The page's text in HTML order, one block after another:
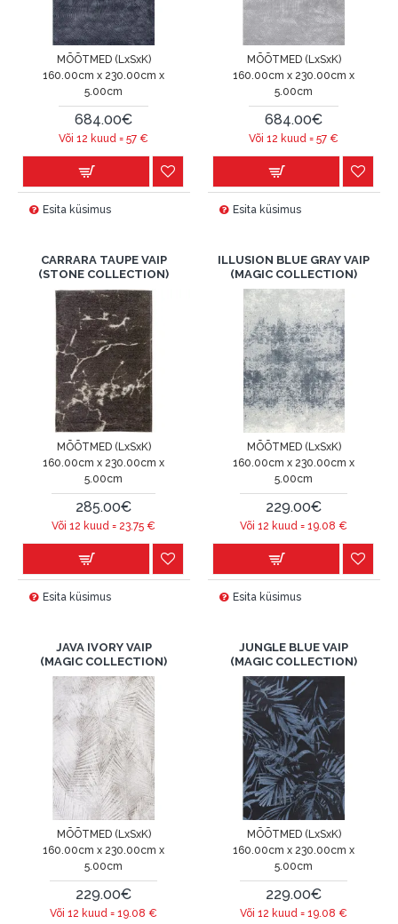
MÕÕTMED (LxSxK)
160.00cm x 230.00cm x
5.00cm
684.00€
Või 12 kuud =57 €
Esita küsimus
MÕÕTMED (LxSxK)
160.00cm x 230.00cm x
5.00cm
684.00€
Või 12 kuud =57 €
Esita küsimus
CARRARA TAUPE VAIP
(STONE COLLECTION)
MÕÕTMED (LxSxK)
160.00cm x 230.00cm x
5.00cm
285.00€
Või 12 kuud =23.75 €
Esita küsimus
ILLUSION BLUE GRAY VAIP
(MAGIC COLLECTION)
MÕÕTMED (LxSxK)
160.00cm x 230.00cm x
5.00cm
229.00€
Või 12 kuud =19.08 €
Esita küsimus
JAVA IVORY VAIP
(MAGIC COLLECTION)
MÕÕTMED (LxSxK)
160.00cm x 230.00cm x
5.00cm
229.00€
Või 12 kuud =19.08 €
JUNGLE BLUE VAIP
(MAGIC COLLECTION)
MÕÕTMED (LxSxK)
160.00cm x 230.00cm x
5.00cm
229.00€
Või 12 kuud =19.08 €